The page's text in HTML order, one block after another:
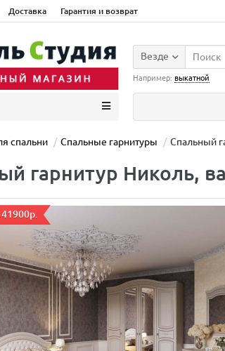
Доставка Гарантия и возврат
Везде
Например: выкатной
спальни Спальные гарнитуры Спальный
гарнитур Николь,